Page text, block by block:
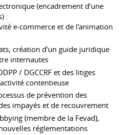
(encadrement d’une
:
e-commerce et de l’animation
création d’un guide juridique
internautes
/ DGCCRF et des litiges
contentieuse
de prévention des
impayés et de recouvrement
(membre de la Fevad),
réglementations